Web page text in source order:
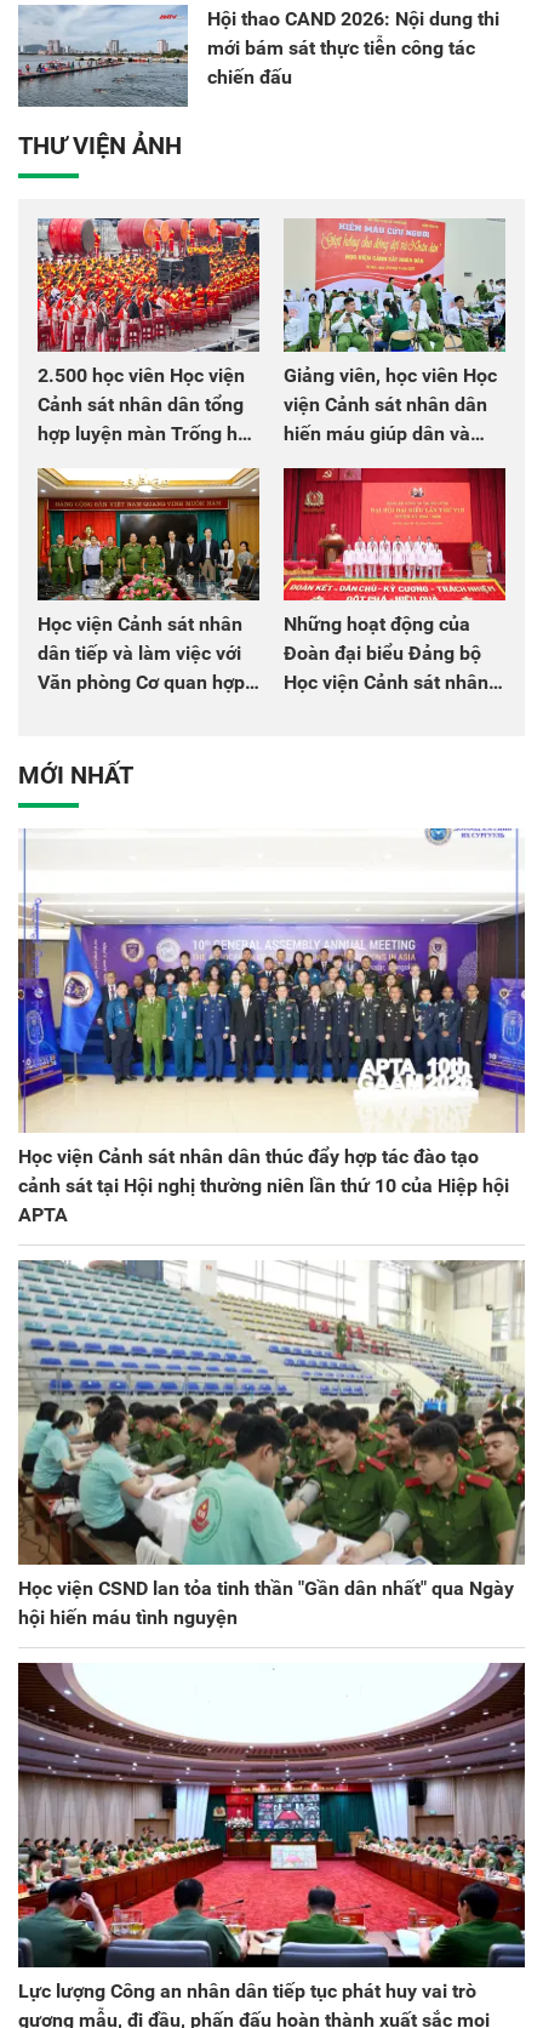
Hội thao CAND 2026: Nội dung thi
mới bám sát thực tiễn công tác
chiến đấu
THƯ VIỆN ẢNH
2.500 học viên Học viện
Cảnh sát nhân dân tổng
hợp luyện màn Trống hội
Giảng viên, học viên Học
viện Cảnh sát nhân dân
hiến máu giúp dân và
Học viện Cảnh sát nhân
dân tiếp và làm việc với
Văn phòng Cơ quan hợp
Những hoạt động của
Đoàn đại biểu Đảng bộ
Học viện Cảnh sát nhân
MỚI NHẤT
Học viện Cảnh sát nhân dân thúc đẩy hợp tác đào tạo
cảnh sát tại Hội nghị thường niên lần thứ 10 của Hiệp hội
APTA
Học viện CSND lan tỏa tinh thần "Gần dân nhất" qua Ngày
hội hiến máu tình nguyện
Lực lượng Công an nhân dân tiếp tục phát huy vai trò
gương mẫu, đi đầu, phấn đấu hoàn thành xuất sắc mọi